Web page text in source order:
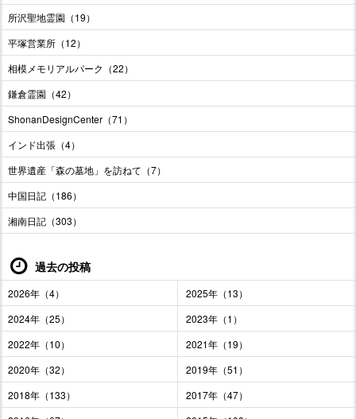
所沢聖地霊園（19）
平塚営業所（12）
相模メモリアルパーク（22）
鎌倉霊園（42）
ShonanDesignCenter（71）
インド出張（4）
世界遺産「森の墓地」を訪ねて（7）
中国日記（186）
湘南日記（303）
過去の投稿
2026年（4）
2025年（13）
2024年（25）
2023年（1）
2022年（10）
2021年（19）
2020年（32）
2019年（51）
2018年（133）
2017年（47）